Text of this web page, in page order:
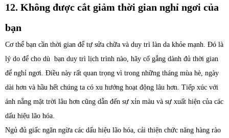
12. Không được cắt giảm thời gian nghỉ ngơi của
bạn
Cơ thể bạn cần thời gian để tự sửa chữa và duy trì làn da khỏe mạnh. Đó là
lý do để cho dù bạn duy trì lịch trình nào, hãy cố gắng dành đủ thời gian
để nghỉ ngơi. Điều này rất quan trọng vì trong những tháng mùa hè, ngày
dài hơn và hầu hết chúng ta có xu hướng hoạt động lâu hơn. Tiếp xúc với
ánh nắng mặt trời lâu hơn cũng dẫn đến sự xỉn màu và sự xuất hiện của các
dấu hiệu lão hóa.
Ngủ đủ giấc ngăn ngừa các dấu hiệu lão hóa, cải thiện chức năng hàng rào